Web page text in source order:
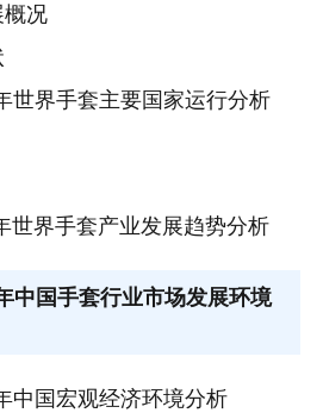
况
世界手套主要国家运行分析
界手套产业发展趋势分析
国手套行业市场发展环境
中国宏观经济环境分析